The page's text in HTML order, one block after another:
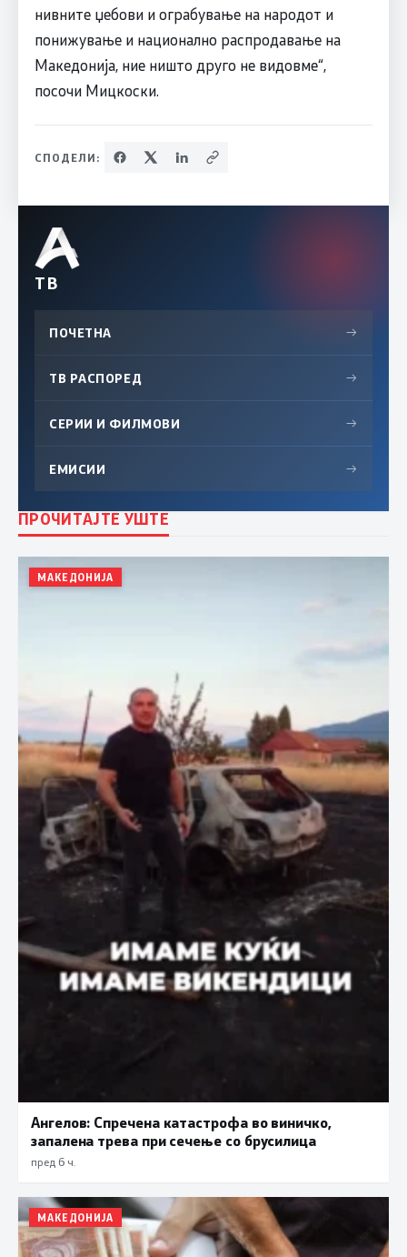
нивните џебови и ограбување на народот и
понижување и национално распродавање на
Македонија, ние ништо друго не видовме“,
посочи Мицкоски.
СПОДЕЛИ:
ТВ
ПОЧЕТНА →
ТВ РАСПОРЕД →
СЕРИИ И ФИЛМОВИ →
ЕМИСИИ →
ПРОЧИТАЈТЕ УШТЕ
МАКЕДОНИЈА
Ангелов: Спречена катастрофа во виничко,
запалена трева при сечење со брусилица
пред 6 ч.
МАКЕДОНИЈА